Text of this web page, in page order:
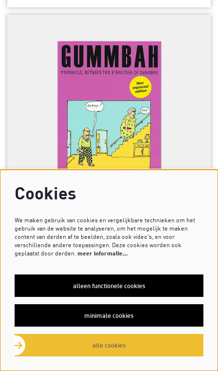
Gummbah
MEANWHILE, BETWEEN TWO ETERNITIES OF DARKNESS.
Cookies
We maken gebruik van cookies en vergelijkbare technieken om het
gebruik van de website te analyseren, om het mogelijk te maken
content van derden af te beelden, zoals ook video’s, en voor
verschillende andere toepassingen. Deze cookies worden ook
geplaatst door derden. meer informatie…
alleen functionele cookies
minimale cookies
alle cookies